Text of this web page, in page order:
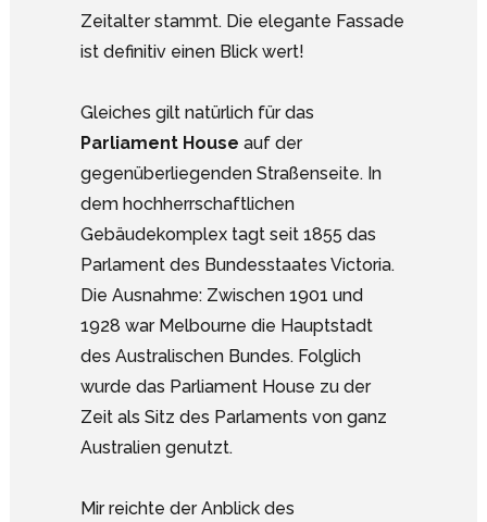
Zeitalter stammt. Die elegante Fassade
ist definitiv einen Blick wert!
Gleiches gilt natürlich für das
Parliament House auf der
gegenüberliegenden Straßenseite. In
dem hochherrschaftlichen
Gebäudekomplex tagt seit 1855 das
Parlament des Bundesstaates Victoria.
Die Ausnahme: Zwischen 1901 und
1928 war Melbourne die Hauptstadt
des Australischen Bundes. Folglich
wurde das Parliament House zu der
Zeit als Sitz des Parlaments von ganz
Australien genutzt.
Mir reichte der Anblick des